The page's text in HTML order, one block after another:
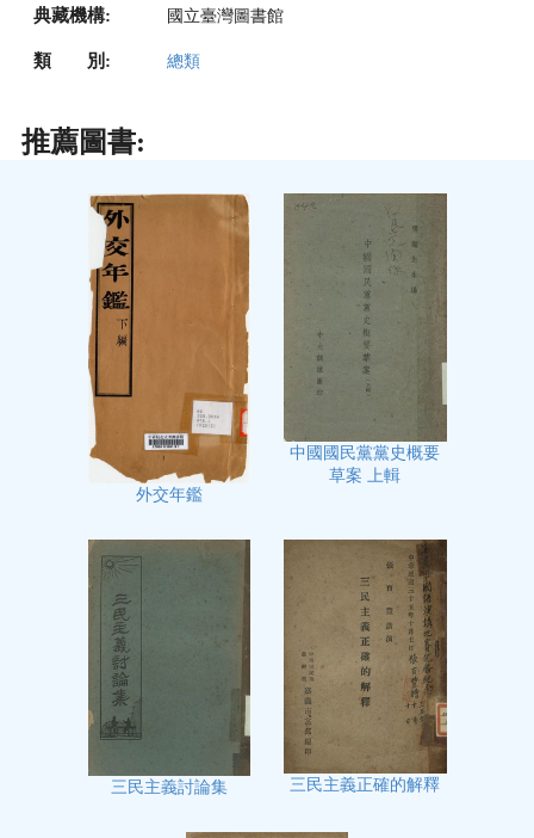
典藏機構: 國立臺灣圖書館
類 別: 總類
推薦圖書:
外交年鑑
中國國民黨黨史概要
草案 上輯
三民主義討論集 三民主義正確的解釋